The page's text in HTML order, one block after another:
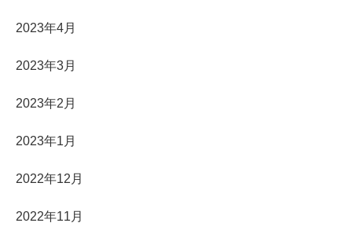
2023年4月
2023年3月
2023年2月
2023年1月
2022年12月
2022年11月